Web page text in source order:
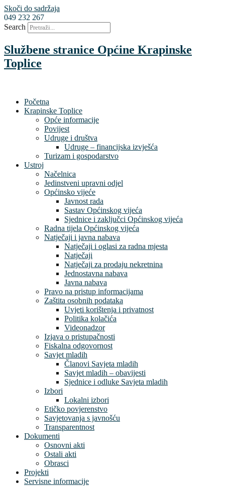
Skoči do sadržaja
049 232 267
Search
Službene stranice Općine Krapinske
Toplice
Početna
Krapinske Toplice
Opće informacije
Povijest
Udruge i društva
Udruge – financijska izvješća
Turizam i gospodarstvo
Ustroj
Načelnica
Jedinstveni upravni odjel
Općinsko vijeće
Javnost rada
Sastav Općinskog vijeća
Sjednice i zaključci Općinskog vijeća
Radna tijela Općinskog vijeća
Natječaji i javna nabava
Natječaji i oglasi za radna mjesta
Natječaji
Natječaji za prodaju nekretnina
Jednostavna nabava
Javna nabava
Pravo na pristup informacijama
Zaštita osobnih podataka
Uvjeti korištenja i privatnost
Politika kolačića
Videonadzor
Izjava o pristupačnosti
Fiskalna odgovornost
Savjet mladih
Članovi Savjeta mladih
Savjet mladih – obavijesti
Sjednice i odluke Savjeta mladih
Izbori
Lokalni izbori
Etičko povjerenstvo
Savjetovanja s javnošću
Transparentnost
Dokumenti
Osnovni akti
Ostali akti
Obrasci
Projekti
Servisne informacije